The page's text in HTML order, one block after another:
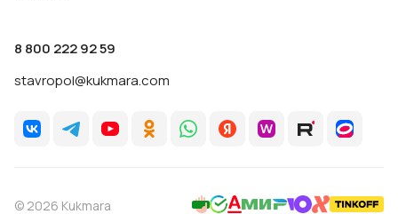
8 800 222 92 59
stavropol@kukmara.com
© 2026 Kukmara